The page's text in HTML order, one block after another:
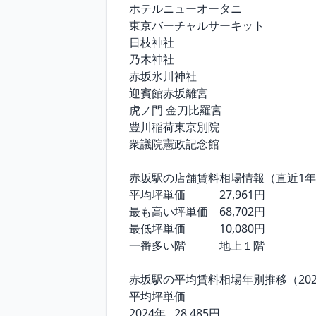
ホテルニューオータニ
東京バーチャルサーキット
日枝神社
乃木神社
赤坂氷川神社
迎賓館赤坂離宮
虎ノ門 金刀比羅宮
豊川稲荷東京別院
衆議院憲政記念館
赤坂駅の店舗賃料相場情報（直近1年
平均坪単価	　　27,961円
最も高い坪単価	68,702円
最低坪単価	　　10,080円
一番多い階	　　地上１階
赤坂駅の平均賃料相場年別推移（
平均坪単価